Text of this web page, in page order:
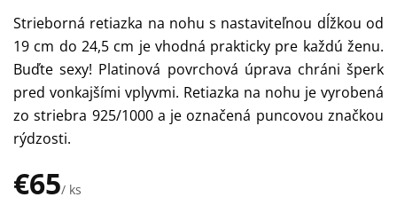
€65/ ks
Jednotková
Strieborná retiazka na nohu s nastaviteľnou dĺžkou od
19 cm do 24,5 cm je vhodná prakticky pre každú ženu.
Buďte sexy! Platinová povrchová úprava chráni šperk
pred vonkajšími vplyvmi. Retiazka na nohu je vyrobená
zo striebra 925/1000 a je označená puncovou značkou
rýdzosti.